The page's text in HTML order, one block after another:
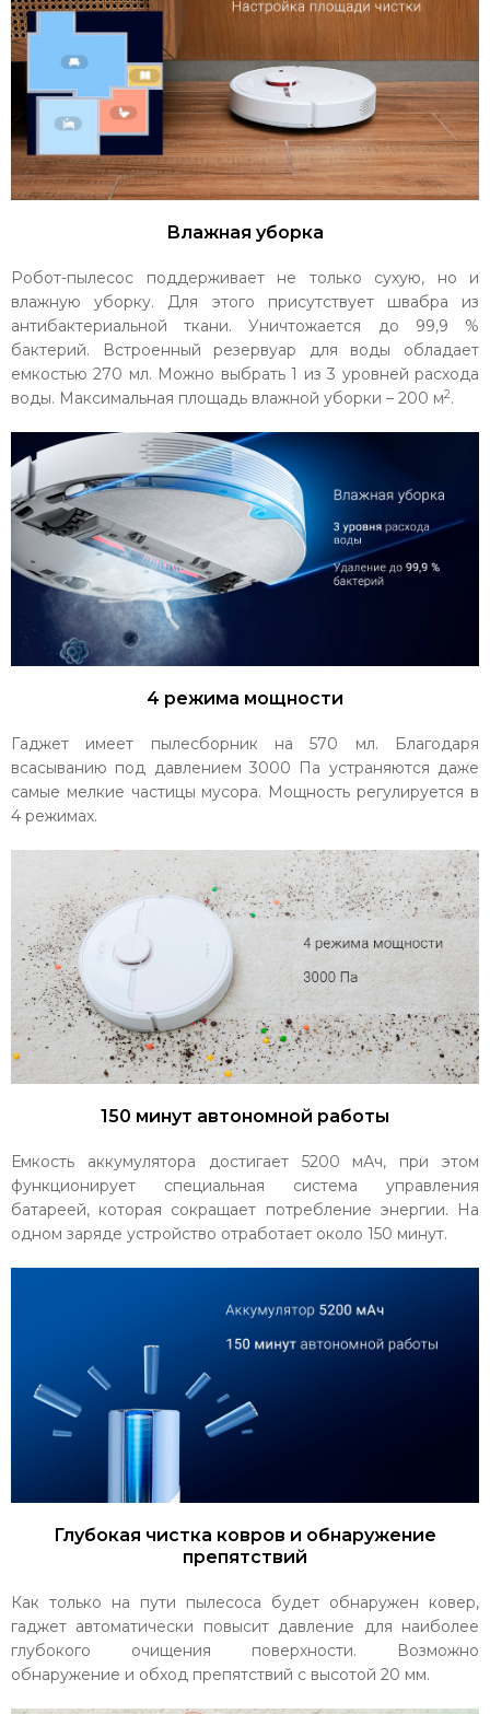
Влажная уборка
Робот-пылесос поддерживает не только сухую, но и
влажную уборку. Для этого присутствует швабра из
антибактериальной ткани. Уничтожается до 99,9 %
бактерий. Встроенный резервуар для воды обладает
емкостью 270 мл. Можно выбрать 1 из 3 уровней расхода
воды. Максимальная площадь влажной уборки – 200 м2.
4 режима мощности
Гаджет имеет пылесборник на 570 мл. Благодаря
всасыванию под давлением 3000 Па устраняются даже
самые мелкие частицы мусора. Мощность регулируется в
4 режимах.
150 минут автономной работы
Емкость аккумулятора достигает 5200 мАч, при этом
функционирует специальная система управления
батареей, которая сокращает потребление энергии. На
одном заряде устройство отработает около 150 минут.
Глубокая чистка ковров и обнаружение
препятствий
Как только на пути пылесоса будет обнаружен ковер,
гаджет автоматически повысит давление для наиболее
глубокого очищения поверхности. Возможно
обнаружение и обход препятствий с высотой 20 мм.